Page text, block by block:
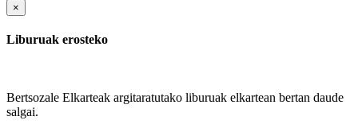
×
Liburuak erosteko
Bertsozale Elkarteak argitaratutako liburuak elkartean bertan daude
salgai.